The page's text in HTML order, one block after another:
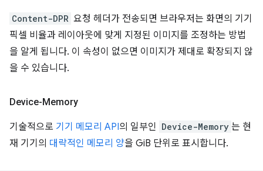
Content-DPR 요청 헤더가 전송되면 브라우저는 화면의 기기
픽셀 비율과 레이아웃에 맞게 지정된 이미지를 조정하는 방법
을 알게 됩니다. 이 속성이 없으면 이미지가 제대로 확장되지 않
을 수 있습니다.
Device-Memory
기술적으로 기기 메모리 API의 일부인 Device-Memory 는 현
재 기기의 대략적인 메모리 양을 GiB 단위로 표시합니다.